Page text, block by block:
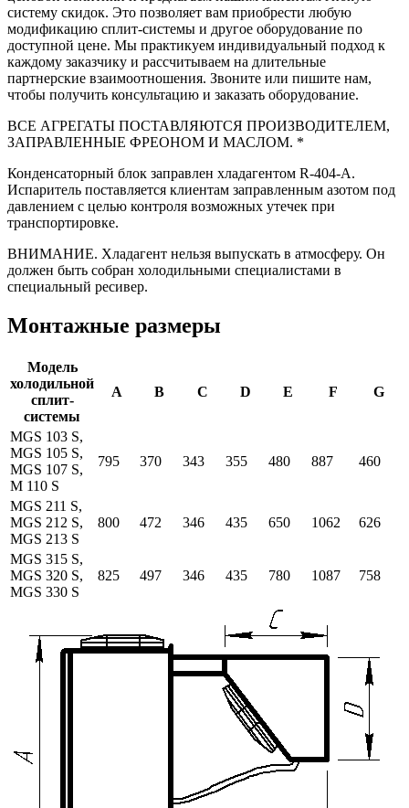
систему скидок. Это позволяет вам приобрести любую
модификацию сплит-системы и другое оборудование по
доступной цене. Мы практикуем индивидуальный подход к
каждому заказчику и рассчитываем на длительные
партнерские взаимоотношения. Звоните или пишите нам,
чтобы получить консультацию и заказать оборудование.
ВСЕ АГРЕГАТЫ ПОСТАВЛЯЮТСЯ ПРОИЗВОДИТЕЛЕМ,
ЗАПРАВЛЕННЫЕ ФРЕОНОМ И МАСЛОМ. *
Конденсаторный блок заправлен хладагентом R-404-A.
Испаритель поставляется клиентам заправленным азотом под
давлением с целью контроля возможных утечек при
транспортировке.
ВНИМАНИЕ. Хладагент нельзя выпускать в атмосферу. Он
должен быть собран холодильными специалистами в
специальный ресивер.
Монтажные размеры
Модель
холодильной
сплит-
системы
A B C D E F G
MGS 103 S,
MGS 105 S,
MGS 107 S,
M 110 S
795 370 343 355 480 887 460
MGS 211 S,
MGS 212 S,
MGS 213 S
800 472 346 435 650 1062 626
MGS 315 S,
MGS 320 S,
MGS 330 S
825 497 346 435 780 1087 758